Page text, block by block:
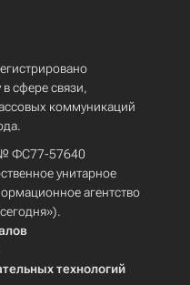
сфере связи,
коммуникаций
№ ФС77-57640
унитарное
агентство
технологий